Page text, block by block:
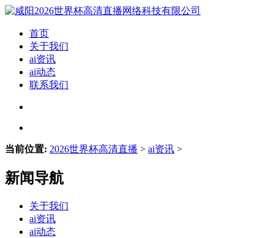
首页
关于我们
ai资讯
ai动态
联系我们
当前位置: 2026世界杯高清直播 > ai资讯 >
新闻导航
关于我们
ai资讯
ai动态